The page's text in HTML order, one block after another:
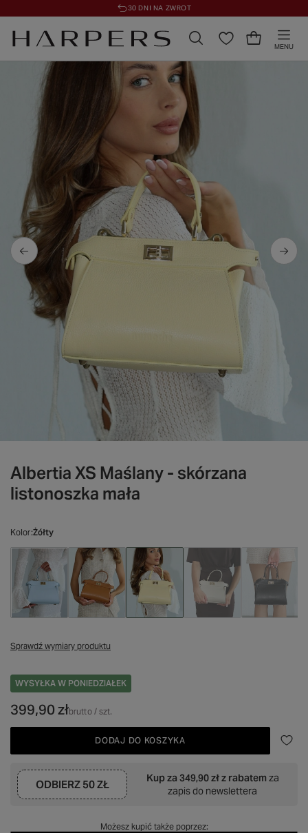
30 DNI NA ZWROT
MENU
Albertia XS Maślany - skórzana
listonoszka mała
Kolor Żółty
Sprawdź wymiary produktu
WYSYŁKA W PONIEDZIAŁEK
399,90 złbrutto/szt.
DODAJ DO KOSZYKA
ODBIERZ 50 ZŁ
Kup za 349,90 złz rabatem za
zapis do newslettera
Możesz kupić także poprzez: